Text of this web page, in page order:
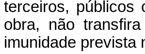
terceiros,
obra, não
imunidade prevista